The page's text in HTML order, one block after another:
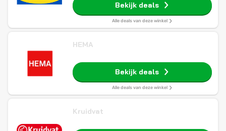
Bekijk deals
Alle deals van deze winkel
HEMA
Bekijk deals
Alle deals van deze winkel
Kruidvat